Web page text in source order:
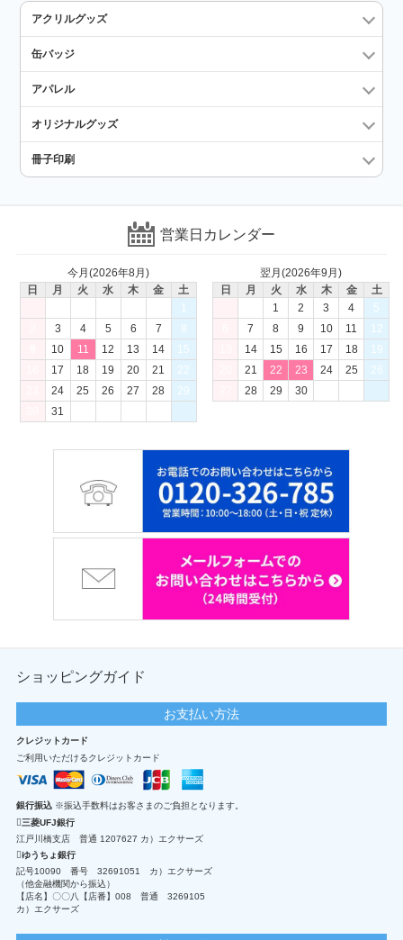
アクリルグッズ
缶バッジ
アパレル
オリジナルグッズ
冊子印刷
営業日カレンダー
今月(2026年8月)
日
月 火 水 木 金
土
1
3 4 5 6 7
8
10 11 12 13 14
15
17 18 19 20 21
22
24 25 26 27 28
29
31
翌月(2026年9月)
日
月 火 水 木 金
土
1
2 3 4
5
7 8 9 10 11
12
14 15 16 17 18
19
21 22 23 24 25
26
28 29 30
ショッピングガイド
お支払い方法
クレジットカード
ご利用いただけるクレジットカード
銀行振込 ※振込手数料はお客さまのご負担となります。
三菱UFJ銀行
江戸川橋支店 普通 1207627 カ）エクサーズ
ゆうちょ銀行
記号10090 番号 32691051 カ）エクサーズ
（他金融機関から振込）
【店名】〇〇八【店番】008 普通 3269105
カ）エクサーズ